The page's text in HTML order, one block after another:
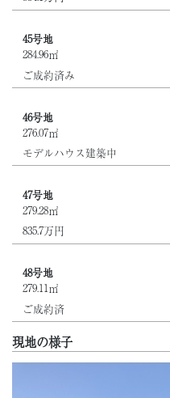
45号地
284.96㎡
ご成約済み
46号地
276.07㎡
モデルハウス建築中
47号地
279.28㎡
835.7万円
48号地
279.11㎡
ご成約済
現地の様子